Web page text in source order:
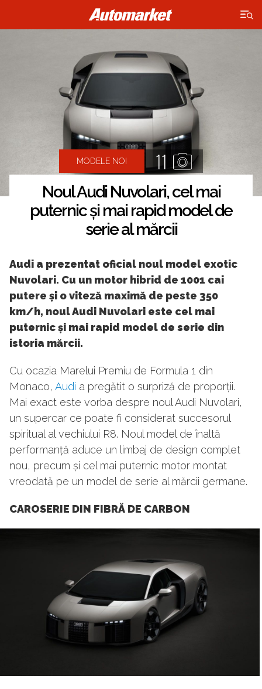
×
MODELE NOI 11
Noul Audi Nuvolari, cel mai
puternic și mai rapid model de
serie al mărcii
Audi a prezentat oficial noul model exotic
Nuvolari. Cu un motor hibrid de 1001 cai
putere și o viteză maximă de peste 350
km/h, noul Audi Nuvolari este cel mai
puternic și mai rapid model de serie din
istoria mărcii.
Cu ocazia Marelui Premiu de Formula 1 din
Monaco, Audi a pregătit o surpriză de proporții.
Mai exact este vorba despre noul Audi Nuvolari,
un supercar ce poate fi considerat succesorul
spiritual al vechiului R8. Noul model de înaltă
performanță aduce un limbaj de design complet
nou, precum și cel mai puternic motor montat
vreodată pe un model de serie al mărcii germane.
CAROSERIE DIN FIBRĂ DE CARBON